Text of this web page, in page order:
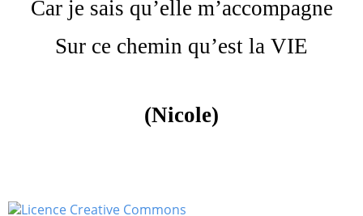
Car je sais qu’elle m’accompagne
Sur ce chemin qu’est la VIE
(Nicole)